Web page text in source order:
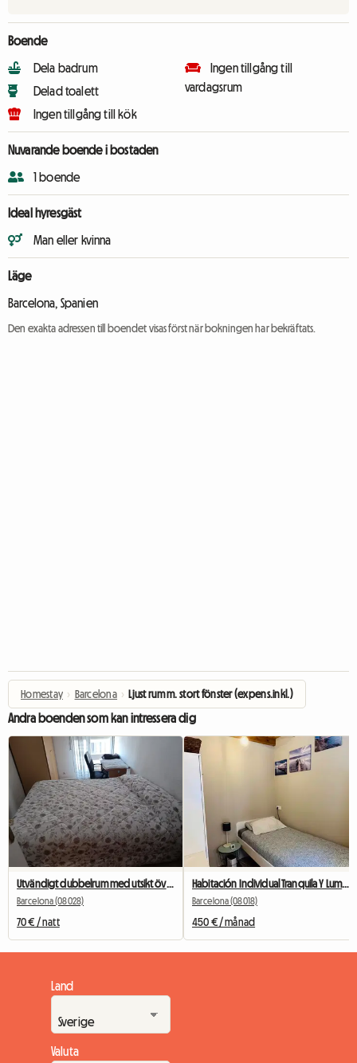
Boende
Dela badrum
Delad toalett
Ingen tillgång till kök
Ingen tillgång till
vardagsrum
Nuvarande boende i bostaden
1 boende
Ideal hyresgäst
Man eller kvinna
Läge
Barcelona, Spanien
Den exakta adressen till boendet visas först när bokningen har bekräftats.
Homestay › Barcelona › Ljust rum m. stort fönster (expens.inkl.)
Andra boenden som kan intressera dig
Utvändigt dubbelrum med utsikt över Camp Nou
Barcelona (08028)
70 € / natt
Habitación Individual Tranquila Y Luminosa
Barcelona (08018)
450 € / månad
Land
Valuta